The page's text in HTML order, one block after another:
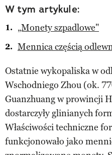
W tym artykule:
„Monety szpadlowe"
Mennica częścią
Ostatnie wykopaliska w
Wschodniego Zhou (ok.
Guanzhuang w prowincji
dostarczyły glinianych
Właściwości techniczne
funkcjonowało jako